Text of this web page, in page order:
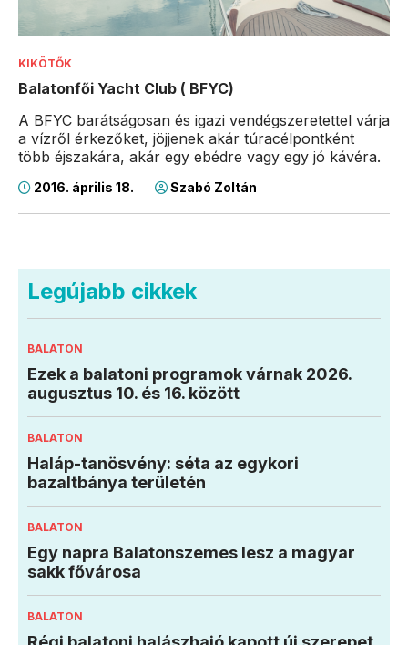
KIKÖTŐK
Balatonfői Yacht Club ( BFYC)
A BFYC barátságosan és igazi vendégszeretettel várja
a vízről érkezőket, jöjjenek akár túracélpontként
több éjszakára, akár egy ebédre vagy egy jó kávéra.
2016. április 18. Szabó Zoltán
Legújabb cikkek
BALATON
Ezek a balatoni programok várnak 2026.
augusztus 10. és 16. között
BALATON
Haláp-tanösvény: séta az egykori
bazaltbánya területén
BALATON
Egy napra Balatonszemes lesz a magyar
sakk fővárosa
BALATON